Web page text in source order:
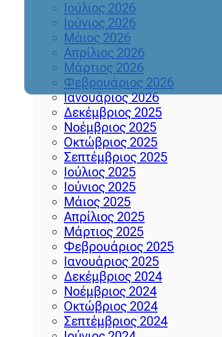
Ιούλιος 2026
Ιούνιος 2026
Μάιος 2026
Απρίλιος 2026
Μάρτιος 2026
Φεβρουάριος 2026
Ιανουάριος 2026
Δεκέμβριος 2025
Νοέμβριος 2025
Οκτώβριος 2025
Σεπτέμβριος 2025
Ιούλιος 2025
Ιούνιος 2025
Μάιος 2025
Απρίλιος 2025
Μάρτιος 2025
Φεβρουάριος 2025
Ιανουάριος 2025
Δεκέμβριος 2024
Νοέμβριος 2024
Οκτώβριος 2024
Σεπτέμβριος 2024